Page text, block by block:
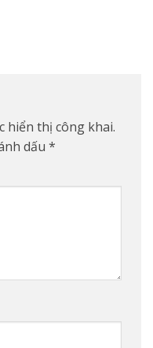
hiển thị công khai.
dấu *